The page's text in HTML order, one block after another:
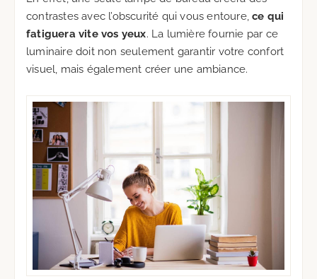
contrastes avec l’obscurité qui vous entoure,ce qui
fatiguera vite vos yeux. La lumière fournie par ce
luminaire doit non seulement garantir votre confort
visuel, mais également créer une ambiance.